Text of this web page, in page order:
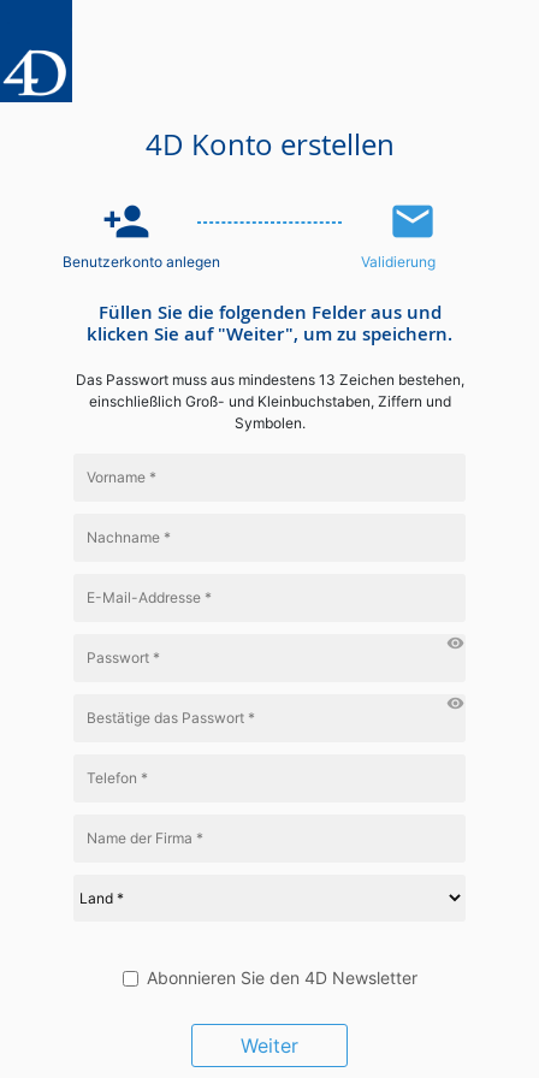
4D Konto erstellen
person_add email
Benutzerkonto anlegen Validierung
Füllen Sie die folgenden Felder aus und
klicken Sie auf "Weiter", um zu speichern.
Das Passwort muss aus mindestens 13 Zeichen bestehen,
einschließlich Groß- und Kleinbuchstaben, Ziffern und
Symbolen.
visibility
visibility
Abonnieren Sie den 4D Newsletter
Weiter